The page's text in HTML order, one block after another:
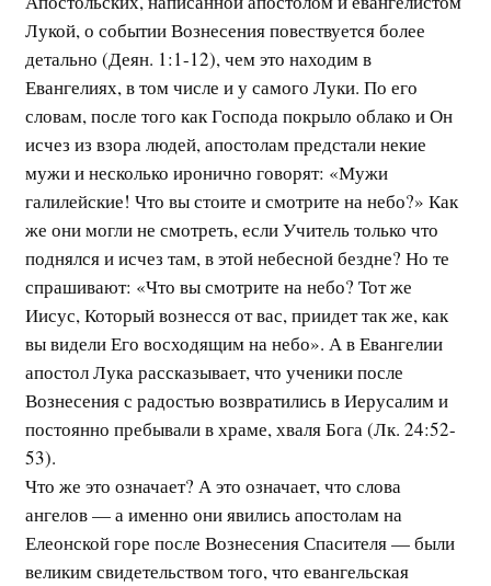
Лукой, о событии Вознесения повествуется более
детально (Деян. 1:1-12), чем это находим в
Евангелиях, в том числе и у самого Луки. По его
словам, после того как Господа покрыло облако и Он
исчез из взора людей, апостолам предстали некие
мужи и несколько иронично говорят: «Мужи
галилейские! Что вы стоите и смотрите на небо?» Как
же они могли не смотреть, если Учитель только что
поднялся и исчез там, в этой небесной бездне? Но те
спрашивают: «Что вы смотрите на небо? Тот же
Иисус, Который вознесся от вас, приидет так же, как
вы видели Его восходящим на небо». А в Евангелии
апостол Лука рассказывает, что ученики после
Вознесения с радостью возвратились в Иерусалим и
постоянно пребывали в храме, хваля Бога (Лк. 24:52-
53).
Что же это означает? А это означает, что слова
ангелов — а именно они явились апостолам на
Елеонской горе после Вознесения Спасителя — были
великим свидетельством того, что евангельская